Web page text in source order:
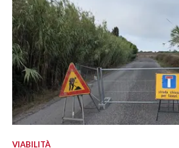
VIABILITÀ